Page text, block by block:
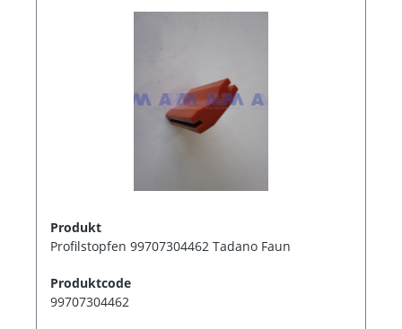
Produkt
Profilstopfen 99707304462 Tadano Faun
Produktcode
99707304462